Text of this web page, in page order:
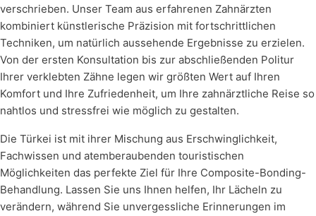
verschrieben. Unser Team aus erfahrenen Zahnärzten
kombiniert künstlerische Präzision mit fortschrittlichen
Techniken, um natürlich aussehende Ergebnisse zu erzielen.
Von der ersten Konsultation bis zur abschließenden Politur
Ihrer verklebten Zähne legen wir größten Wert auf Ihren
Komfort und Ihre Zufriedenheit, um Ihre zahnärztliche Reise so
nahtlos und stressfrei wie möglich zu gestalten.
Die Türkei ist mit ihrer Mischung aus Erschwinglichkeit,
Fachwissen und atemberaubenden touristischen
Möglichkeiten das perfekte Ziel für Ihre Composite-Bonding-
Behandlung. Lassen Sie uns Ihnen helfen, Ihr Lächeln zu
verändern, während Sie unvergessliche Erinnerungen im